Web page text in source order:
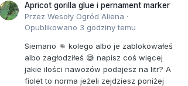
Apricot gorilla glue i pernament marker
Przez Wesoły Ogród Aliena ·
Opublikowano 3 godziny temu
Siemano 👊 kolego albo je zablokowałeś
albo zagłodziłeś 😅 napisz coś więcej
jakie ilości nawozów podajesz na litr? A
fiolet to norma jeżeli zejdziesz poniżej